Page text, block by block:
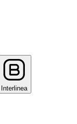
Interlinea